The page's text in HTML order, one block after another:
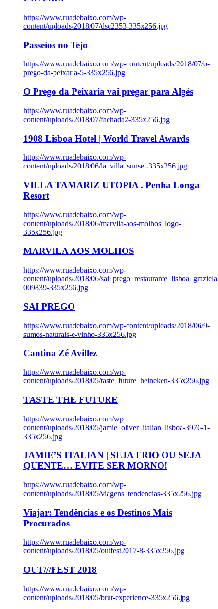
https://www.ruadebaixo.com/wp-
content/uploads/2018/07/dsc2353-335x256.jpg
Passeios no Tejo
https://www.ruadebaixo.com/wp-content/uploads/2018/07/o-
prego-da-peixaria-5-335x256.jpg
O Prego da Peixaria vai pregar para Algés
https://www.ruadebaixo.com/wp-
content/uploads/2018/07/fachada2-335x256.jpg
1908 Lisboa Hotel | World Travel Awards
https://www.ruadebaixo.com/wp-
content/uploads/2018/06/la_villa_sunset-335x256.jpg
VILLA TAMARIZ UTOPIA . Penha Longa
Resort
https://www.ruadebaixo.com/wp-
content/uploads/2018/06/marvila-aos-molhos_logo-
335x256.jpg
MARVILA AOS MOLHOS
https://www.ruadebaixo.com/wp-
content/uploads/2018/06/
009839-335x256.jpg
SAI PREGO
https://www.ruadebaixo.com/wp-content/uploads/2018/06/9-
sumos-naturais-e-vinho-335x256.jpg
Cantina Zé Avillez
https://www.ruadebaixo.com/wp-
content/uploads/2018/05/taste_future_heineken-335x256.jpg
TASTE THE FUTURE
https://www.ruadebaixo.com/wp-
content/uploads/2018/05/jamie_oliver_italian_lisboa-3976-1-
335x256.jpg
JAMIE’S ITALIAN | SEJA FRIO OU SEJA
QUENTE… EVITE SER MORNO!
https://www.ruadebaixo.com/wp-
content/uploads/2018/05/viagens_tendencias-335x256.jpg
Viajar: Tendências e os Destinos Mais
Procurados
https://www.ruadebaixo.com/wp-
content/uploads/2018/05/outfest2017-8-335x256.jpg
OUT///FEST 2018
https://www.ruadebaixo.com/wp-
content/uploads/2018/05/brut-experience-335x256.jpg